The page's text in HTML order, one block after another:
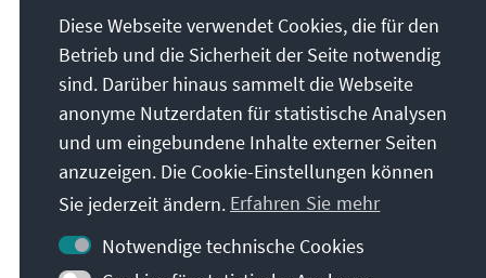
Für das Land und seine Zukunftsaussichten ist das
von erheblichem Nachteil: die Tür für
Verhandlungen zum EU-Beitritt steht offen,
finanzielle und administrative Hilfen sind
vorhanden, doch Präsidentschaft und Regierung
sind nicht in der Lage, die Chancen zu nutzen und
die notwendigen Schritte zu tun.
Welchen Handlungsbedarf es gibt, zeigt u.a. der
Bertelsmann Transformationsindex 2024, der
weltweit die Transformationsprozesse bezüglich
Diese Webseite verwendet Cookies, die für den
Betrieb und die Sicherheit der Seite notwendig
sind. Darüber hinaus sammelt die Webseite
anonyme Nutzerdaten für statistische Analysen
und um eingebundene Inhalte externer Seiten
anzuzeigen. Die Cookie-Einstellungen können
Sie jederzeit ändern. Erfahren Sie mehr
Notwendige technische Cookies